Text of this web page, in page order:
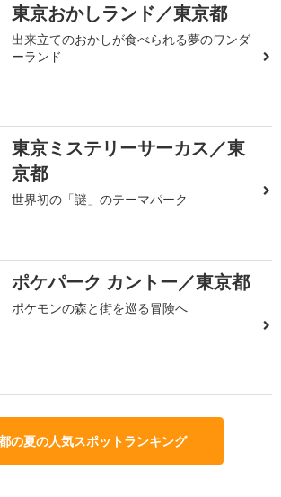
東京おかしランド／東京都
出来立てのおかしが食べられる夢のワンダ
ーランド
東京ミステリーサーカス／東
京都
世界初の「謎」のテーマパーク
ポケパーク カントー／東京都
ポケモンの森と街を巡る冒険へ
の夏の人気スポットランキング